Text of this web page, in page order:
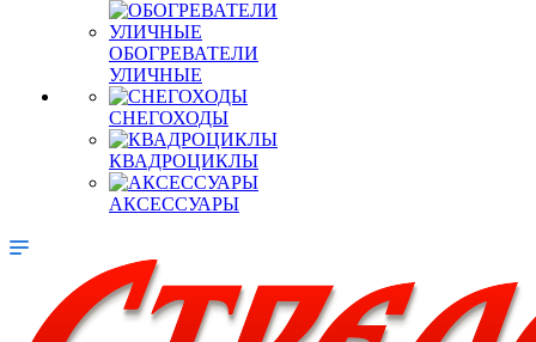
ОБОГРЕВАТЕЛИ
УЛИЧНЫЕ
СНЕГОХОДЫ
КВАДРОЦИКЛЫ
АКСЕССУАРЫ